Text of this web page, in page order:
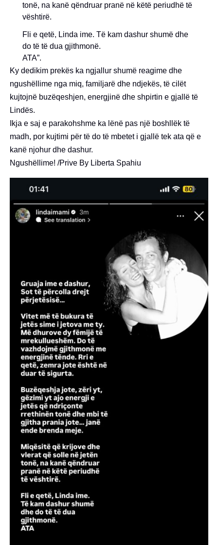
tonë, na kanë qëndruar pranë në këtë periudhë të
vështirë.
Fli e qetë, Linda ime. Të kam dashur shumë dhe
do të të dua gjithmonë.
ATA”.
Ky dedikim prekës ka ngjallur shumë reagime dhe
ngushëllime nga miq, familjarë dhe ndjekës, të cilët
kujtojnë buzëqeshjen, energjinë dhe shpirtin e gjallë të
Lindës.
Ikja e saj e parakohshme ka lënë pas një boshllëk të
madh, por kujtimi për të do të mbetet i gjallë tek ata që e
kanë njohur dhe dashur.
Ngushëllime! /Prive By Liberta Spahiu